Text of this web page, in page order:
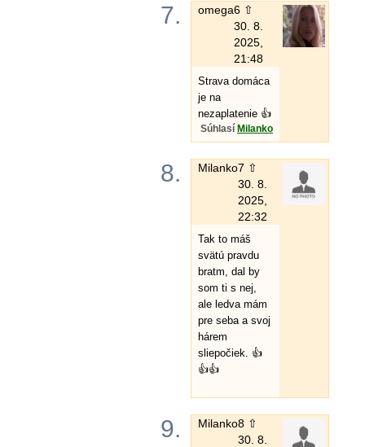
7. omega6 ⇧
30. 8.
2025,
21:48
Strava domáca
je na
nezaplatenie 👍
Súhlasí Milanko
8. Milanko7 ⇧
30. 8.
2025,
22:32
Tak to máš
svätú pravdu
bratm, dal by
som ti s nej,
ale ledva mám
pre seba a svoj
hárem
sliepočiek. 👍
👍👍
9. Milanko8 ⇧
30. 8.